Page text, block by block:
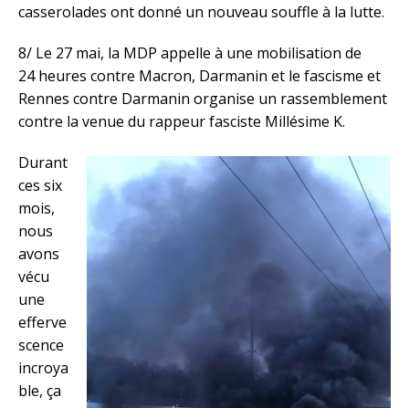
casserolades ont donné un nouveau souffle à la lutte.
8/ Le 27 mai, la MDP appelle à une mobilisation de
24 heures contre Macron, Darmanin et le fascisme et
Rennes contre Darmanin organise un rassemblement
contre la venue du rappeur fasciste Millésime K.
Durant
ces six
mois,
nous
avons
vécu
une
efferve
scence
incroya
ble, ça